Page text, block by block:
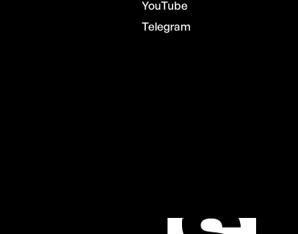
YouTube
Telegram